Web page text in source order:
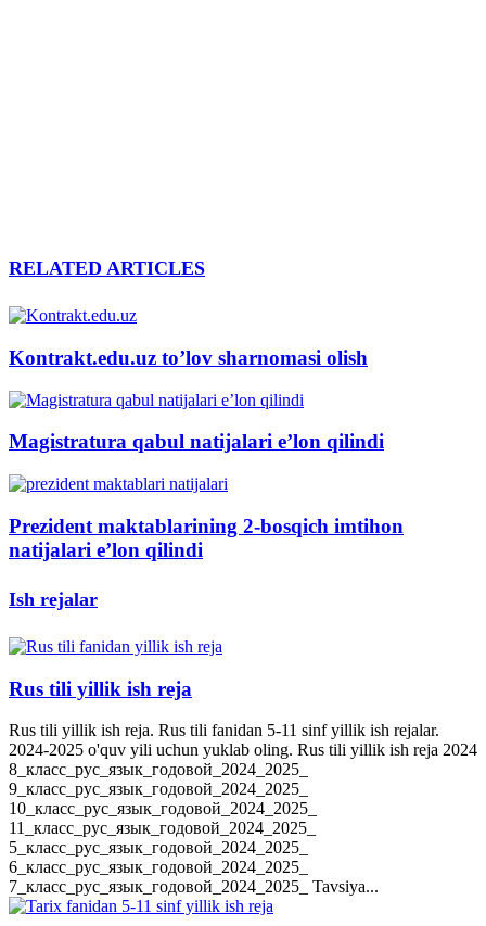
RELATED ARTICLES
Kontrakt.edu.uz to’lov sharnomasi olish
Magistratura qabul natijalari e’lon qilindi
Prezident maktablarining 2-bosqich imtihon
natijalari e’lon qilindi
Ish rejalar
Rus tili yillik ish reja
Rus tili yillik ish reja. Rus tili fanidan 5-11 sinf yillik ish rejalar.
2024-2025 o'quv yili uchun yuklab oling. Rus tili yillik ish reja 2024
8_класс_рус_язык_годовой_2024_2025_
9_класс_рус_язык_годовой_2024_2025_
10_класс_рус_язык_годовой_2024_2025_
11_класс_рус_язык_годовой_2024_2025_
5_класс_рус_язык_годовой_2024_2025_
6_класс_рус_язык_годовой_2024_2025_
7_класс_рус_язык_годовой_2024_2025_ Tavsiya...